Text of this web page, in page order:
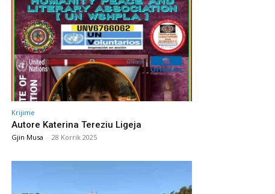
Krijime
Autore Katerina Tereziu Ligeja
Gjin Musa - 28 Korrik 2025